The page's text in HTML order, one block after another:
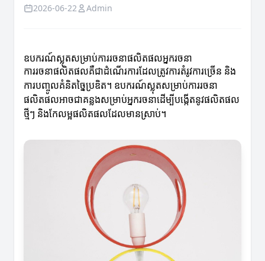
2026-06-22 Admin
ឧបករណ៍ស្លុតសម្រាប់ការរចនាផលិតផលអ្នករចនា
ការរចនាផលិតផលគឺជាដំណើរការដែលត្រូវការតំរូវការច្រើន និង
ការបញ្ចូលគំនិតច្នៃប្រឌិត។ ឧបករណ៍ស្លុតសម្រាប់ការរចនា
ផលិតផលអាចជាគន្លងសម្រាប់អ្នករចនាដើម្បីបង្កើតនូវផលិតផល
ថ្មីៗ និងកែលម្អផលិតផលដែលមានស្រាប់។